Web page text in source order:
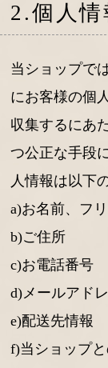
2.個人情
当ショップで
にお客様の個
収集するにあ
つ公正な手段
人情報は以下
a)お名前、フ
b)ご住所
c)お電話番号
d)メールアド
e)配送先情報
f)当ショップ